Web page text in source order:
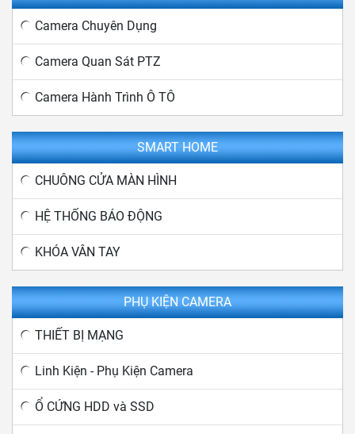
Camera Chuyên Dụng
Camera Quan Sát PTZ
Camera Hành Trình Ô TÔ
SMART HOME
CHUÔNG CỬA MÀN HÌNH
HỆ THỐNG BÁO ĐỘNG
KHÓA VÂN TAY
PHỤ KIỆN CAMERA
THIẾT BỊ MẠNG
Linh Kiện - Phụ Kiện Camera
Ổ CỨNG HDD và SSD